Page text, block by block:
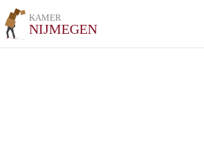
KAMER
NIJMEGEN